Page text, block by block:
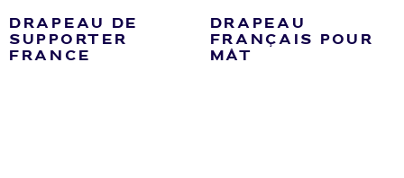
DRAPEAU DE
SUPPORTER
FRANCE
DRAPEAU
FRANÇAIS POUR
MÂT